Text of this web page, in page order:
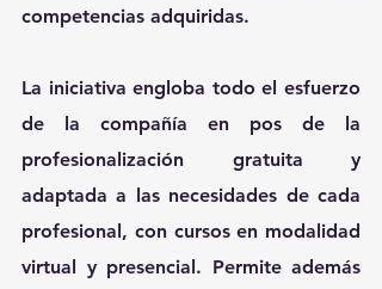
competencias adquiridas.
La iniciativa engloba todo el esfuerzo
de la compañía en pos de la
profesionalización gratuita y
adaptada a las necesidades de cada
profesional, con cursos en modalidad
virtual y presencial. Permite además